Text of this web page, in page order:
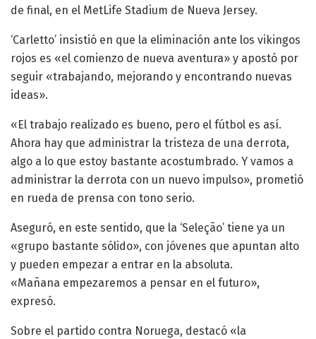
de final, en el MetLife Stadium de Nueva Jersey.
‘Carletto’ insistió en que la eliminación ante los vikingos
rojos es «el comienzo de nueva aventura» y apostó por
seguir «trabajando, mejorando y encontrando nuevas
ideas».
«El trabajo realizado es bueno, pero el fútbol es así.
Ahora hay que administrar la tristeza de una derrota,
algo a lo que estoy bastante acostumbrado. Y vamos a
administrar la derrota con un nuevo impulso», prometió
en rueda de prensa con tono serio.
Aseguró, en este sentido, que la ‘Seleção’ tiene ya un
«grupo bastante sólido», con jóvenes que apuntan alto
y pueden empezar a entrar en la absoluta.
«Mañana empezaremos a pensar en el futuro»,
expresó.
Sobre el partido contra Noruega, destacó «la